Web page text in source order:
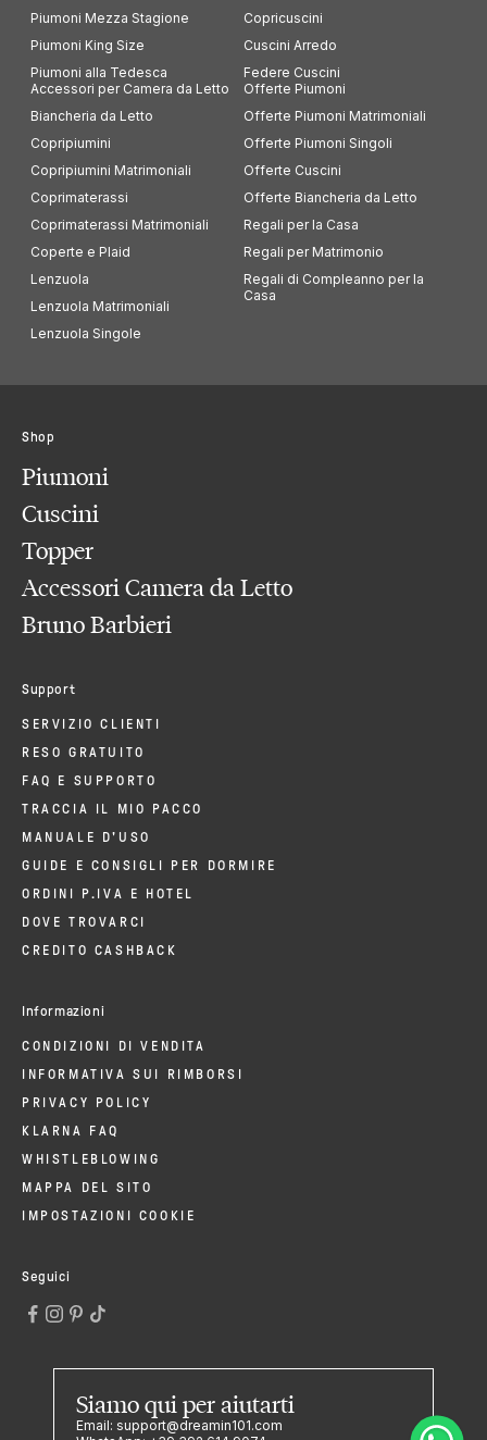
Piumoni Mezza Stagione
Piumoni King Size
Piumoni alla Tedesca
Copricuscini
Cuscini Arredo
Federe Cuscini
Accessori per Camera da Letto
Biancheria da Letto
Copripiumini
Copripiumini Matrimoniali
Coprimaterassi
Coprimaterassi Matrimoniali
Coperte e Plaid
Lenzuola
Lenzuola Matrimoniali
Lenzuola Singole
Offerte Piumoni
Offerte Piumoni Matrimoniali
Offerte Piumoni Singoli
Offerte Cuscini
Offerte Biancheria da Letto
Regali per la Casa
Regali per Matrimonio
Regali di Compleanno per la
Casa
Shop
Piumoni
Cuscini
Topper
Accessori Camera da Letto
Bruno Barbieri
Support
SERVIZIO CLIENTI
RESO GRATUITO
FAQ E SUPPORTO
TRACCIA IL MIO PACCO
MANUALE D'USO
GUIDE E CONSIGLI PER DORMIRE
ORDINI P.IVA E HOTEL
DOVE TROVARCI
CREDITO CASHBACK
Informazioni
CONDIZIONI DI VENDITA
INFORMATIVA SUI RIMBORSI
PRIVACY POLICY
KLARNA FAQ
WHISTLEBLOWING
MAPPA DEL SITO
IMPOSTAZIONI COOKIE
Seguici
Siamo quiper aiutarti
Email: support@dreamin101.com